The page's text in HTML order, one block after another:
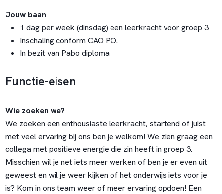
Jouw baan
1 dag per week (dinsdag) een leerkracht voor groep 3
Inschaling conform CAO PO.
In bezit van Pabo diploma
Functie-eisen
Wie zoeken we?
We zoeken een enthousiaste leerkracht, startend of juist
met veel ervaring bij ons ben je welkom! We zien graag een
collega met positieve energie die zin heeft in groep 3.
Misschien wil je net iets meer werken of ben je er even uit
geweest en wil je weer kijken of het onderwijs iets voor je
is? Kom in ons team weer of meer ervaring opdoen! Een